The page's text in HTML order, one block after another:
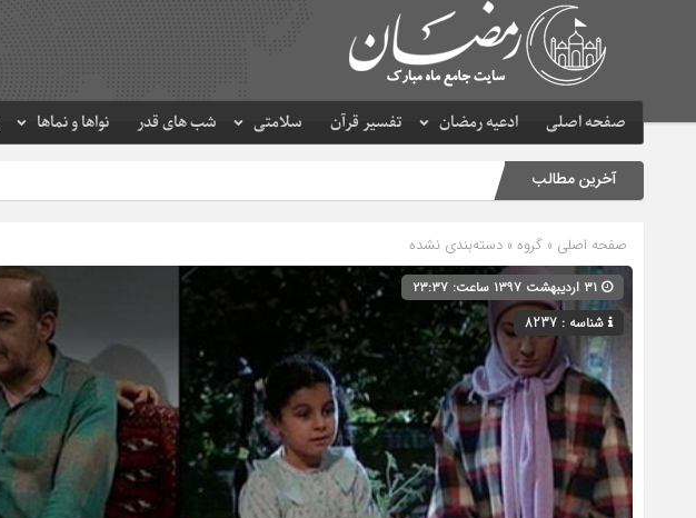
صفحه اصلی ادعیه رمضان تفسیر قرآن سلامتی شب های قدر نواها و نماها
آخرین مطالب
صفحه اصلی » گروه » دسته‌بندی نشده
شناسه : 8237